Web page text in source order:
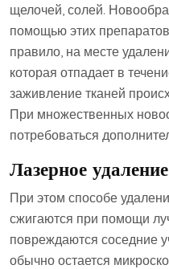
щелочей, солей.
помощью этих
правило, на месте
которая отпадает в
заживление тканей
При множественных
потребоваться
Лазерное
При этом способе
сжигаются при помощи
повреждаются соседние
обычно остается